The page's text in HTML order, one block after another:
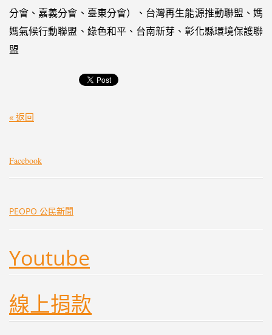
分會、嘉義分會、臺東分會）、台灣再生能源推動聯盟、媽
媽氣候行動聯盟、綠色和平、台南新芽、彰化縣環境保護聯
盟
« 返回
Facebook
PEOPO 公民新聞
Youtube
線上捐款